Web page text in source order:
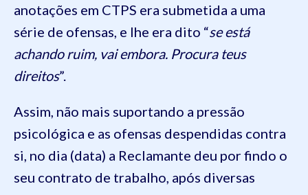
anotações em CTPS era submetida a uma
série de ofensas, e lhe era dito “se está
achando ruim, vai embora. Procura teus
direitos”.
Assim, não mais suportando a pressão
psicológica e as ofensas despendidas contra
si, no dia (data) a Reclamante deu por findo o
seu contrato de trabalho, após diversas